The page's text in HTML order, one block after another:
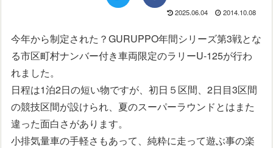
2025.06.04 2014.10.08
今年から制定された？GURUPPO年間シリーズ第3戦とな
る市区町村ナンバー付き車両限定のラリーU-125が行わ
れました。
日程は1泊2日の短い物ですが、初日５区間、2日目3区間
の競技区間が設けられ、夏のスーパーラウンドとはまた
違った面白さがあります。
小排気量車の手軽さもあって、純粋に走って遊ぶ事の楽